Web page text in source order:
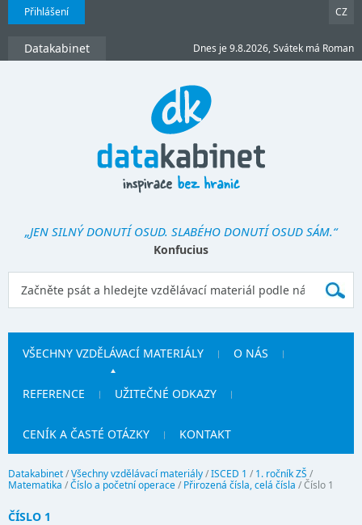
Přihlášení CZ
Datakabinet Dnes je 9.8.2026, Svátek má Roman
„JEN SILNÝ DONUTÍ OSUD. SLABÉHO DONUTÍ OSUD SÁM.“
Konfucius
VŠECHNY VZDĚLÁVACÍ MATERIÁLY O NÁS
REFERENCE UŽITEČNÉ ODKAZY
CENÍK A ČASTÉ OTÁZKY KONTAKT
Datakabinet/Všechny vzdělávací materiály/ISCED 1 / 1. ročník ZŠ /
Matematika /Číslo a početní operace/ Přirozená čísla, celá čísla /Číslo 1
ČÍSLO 1